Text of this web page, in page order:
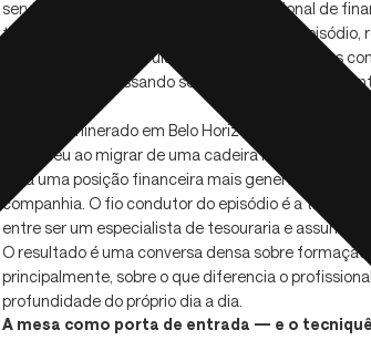
servir de epígrafe para qualquer profissional de
tudo. A provocação, dita quase no fim do episódio,
executivo que construiu trajetória em empresas
Locadora, atravessando setores tão distintos
Carioca aminerado em Belo Horizonte, Toffano
aprendeu ao migrar de uma cadeira
para uma posição financeira mais generalista,
companhia. O fio condutor do episódio é a
entre ser um especialista de tesouraria e assumir
O resultado é uma conversa densa sobre
principalmente, sobre o que diferencia o
profundidade do próprio dia a dia.
A mesa como porta de entrada — e o